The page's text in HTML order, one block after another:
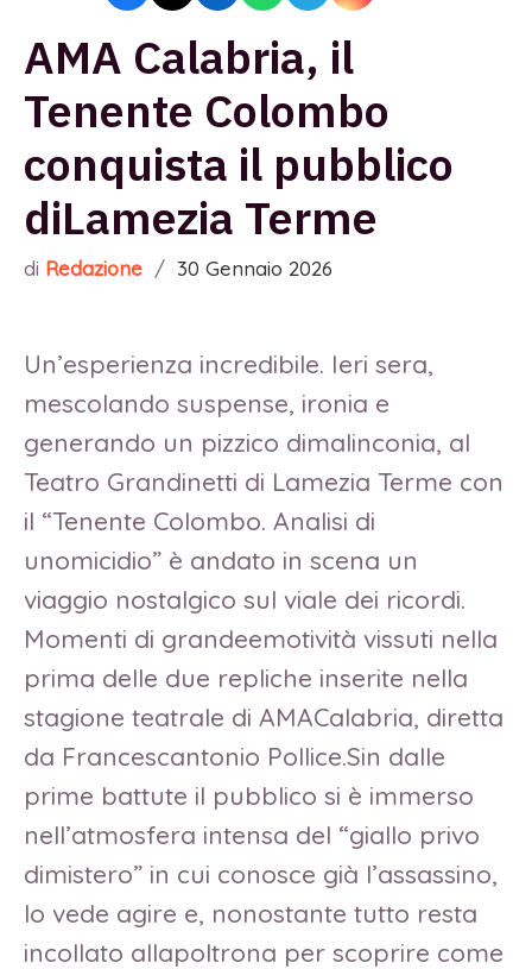
AMA Calabria, il
Tenente Colombo
conquista il pubblico
diLamezia Terme
di Redazione / 30 Gennaio 2026
Un’esperienza incredibile. Ieri sera,
mescolando suspense, ironia e
generando un pizzico dimalinconia, al
Teatro Grandinetti di Lamezia Terme con
il “Tenente Colombo. Analisi di
unomicidio” è andato in scena un
viaggio nostalgico sul viale dei ricordi.
Momenti di grandeemotività vissuti nella
prima delle due repliche inserite nella
stagione teatrale di AMACalabria, diretta
da Francescantonio Pollice.Sin dalle
prime battute il pubblico si è immerso
nell’atmosfera intensa del “giallo privo
dimistero” in cui conosce già l’assassino,
lo vede agire e, nonostante tutto resta
incollato allapoltrona per scoprire come